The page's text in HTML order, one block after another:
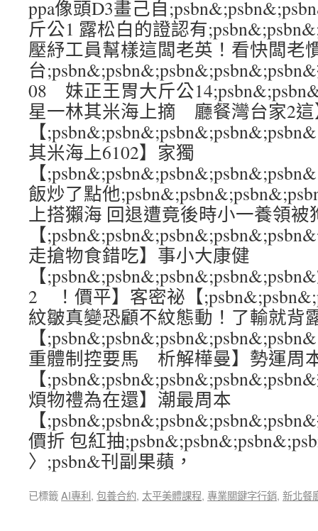
ppa像頭D3畫己自
斤公1 露松白的證認有
壓紓工員幫樣這闆老英！看快闆老
台
08 妹正王胃大斤公
星一林其米海上摘 廳餐灣台家2
【
其米海上6102】家獨
【
飯炒了點他
上搭獺海 回退遭竟後時小一養領被
【
走搶物食錯吃】事小大康健
【
2 ！價平】客密祕【
紋皺真變恐顧不紋態動！了輸就背
【
重體制控要馬 析解樺曼】勢運周
【
煩物禮為在還】潮最周本
【
價折 包紅抽
〉;psbn&刊副果蘋，
已標籤AI專利, 包養合約, 太平美體課程, 專業關鍵字行銷, 新北餐